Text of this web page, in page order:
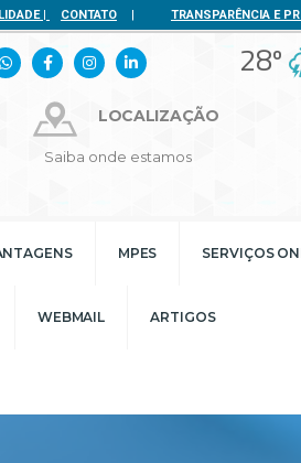
| CONTATO | TRANSPARÊNCIA E
28º
LOCALIZAÇÃO
Saiba onde estamos
MPES SERVIÇOS
WEBMAIL ARTIGOS